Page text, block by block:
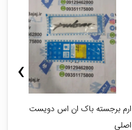
ارم برجسته باک ان اس دویست
اصلی
›